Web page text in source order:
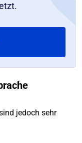
jedoch sehr